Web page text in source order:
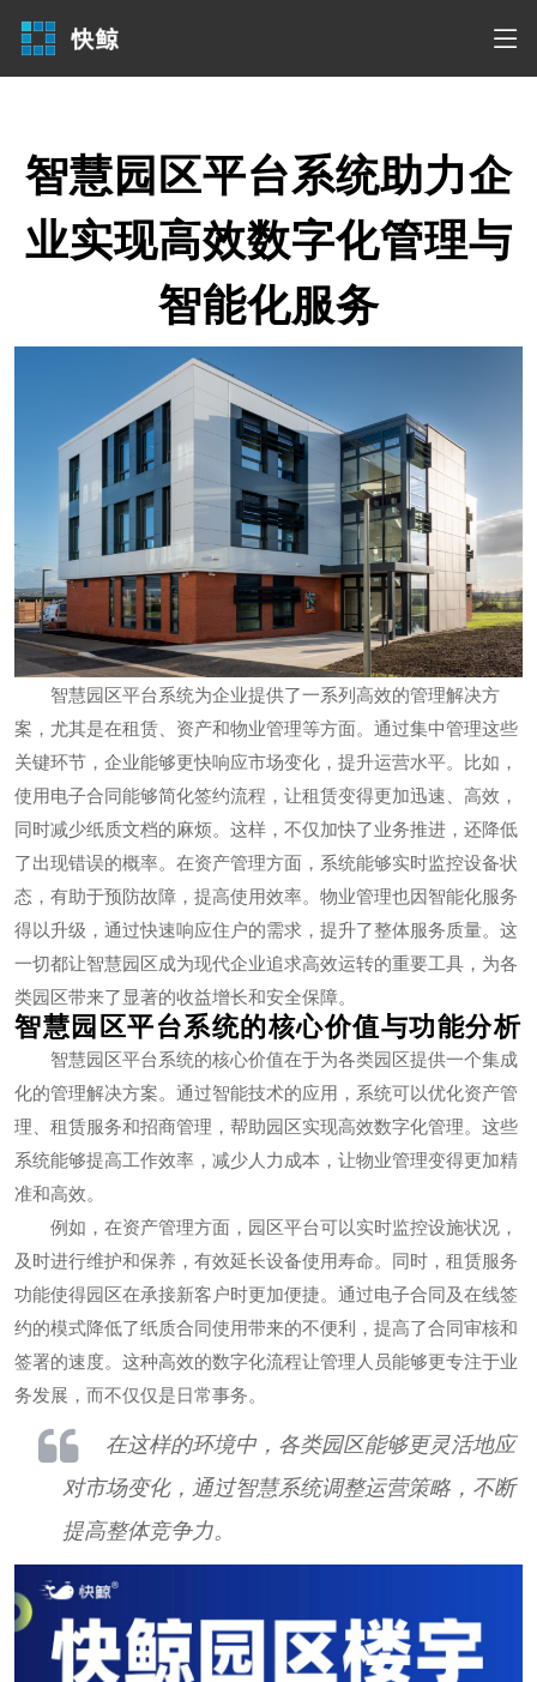
智慧园区平台系统助力企
业实现高效数字化管理与
智能化服务
智慧园区平台系统为企业提供了一系列高效的管理解决方
案，尤其是在租赁、资产和物业管理等方面。通过集中管理这些
关键环节，企业能够更快响应市场变化，提升运营水平。比如，
使用电子合同能够简化签约流程，让租赁变得更加迅速、高效，
同时减少纸质文档的麻烦。这样，不仅加快了业务推进，还降低
了出现错误的概率。在资产管理方面，系统能够实时监控设备状
态，有助于预防故障，提高使用效率。物业管理也因智能化服务
得以升级，通过快速响应住户的需求，提升了整体服务质量。这
一切都让智慧园区成为现代企业追求高效运转的重要工具，为各
类园区带来了显著的收益增长和安全保障。
智慧园区平台系统的核心价值与功能分析
智慧园区平台系统的核心价值在于为各类园区提供一个集成
化的管理解决方案。通过智能技术的应用，系统可以优化资产管
理、租赁服务和招商管理，帮助园区实现高效数字化管理。这些
系统能够提高工作效率，减少人力成本，让物业管理变得更加精
准和高效。
例如，在资产管理方面，园区平台可以实时监控设施状况，
及时进行维护和保养，有效延长设备使用寿命。同时，租赁服务
功能使得园区在承接新客户时更加便捷。通过电子合同及在线签
约的模式降低了纸质合同使用带来的不便利，提高了合同审核和
签署的速度。这种高效的数字化流程让管理人员能够更专注于业
务发展，而不仅仅是日常事务。
在这样的环境中，各类园区能够更灵活地应
对市场变化，通过智慧系统调整运营策略，不断
提高整体竞争力。